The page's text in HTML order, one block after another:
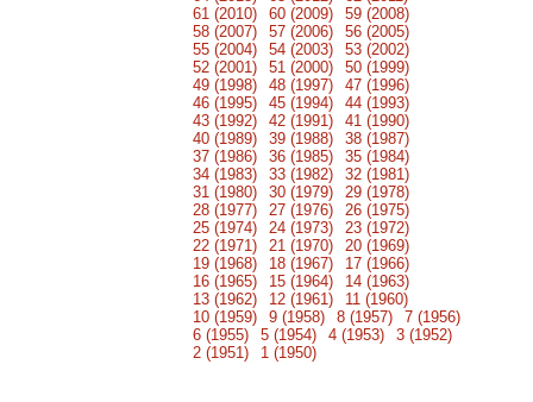
61 (2010)
60 (2009)
59 (2008)
58 (2007)
57 (2006)
56 (2005)
55 (2004)
54 (2003)
53 (2002)
52 (2001)
51 (2000)
50 (1999)
49 (1998)
48 (1997)
47 (1996)
46 (1995)
45 (1994)
44 (1993)
43 (1992)
42 (1991)
41 (1990)
40 (1989)
39 (1988)
38 (1987)
37 (1986)
36 (1985)
35 (1984)
34 (1983)
33 (1982)
32 (1981)
31 (1980)
30 (1979)
29 (1978)
28 (1977)
27 (1976)
26 (1975)
25 (1974)
24 (1973)
23 (1972)
22 (1971)
21 (1970)
20 (1969)
19 (1968)
18 (1967)
17 (1966)
16 (1965)
15 (1964)
14 (1963)
13 (1962)
12 (1961)
11 (1960)
10 (1959)
9 (1958) 8 (1957)
7 (1956)
6 (1955)
5 (1954) 4 (1953)
3 (1952)
2 (1951)
1 (1950)